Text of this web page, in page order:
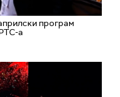
програм
а